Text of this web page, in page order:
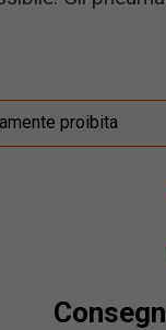
proibita